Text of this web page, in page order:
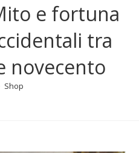
e fortuna
tra
novecento
Shop